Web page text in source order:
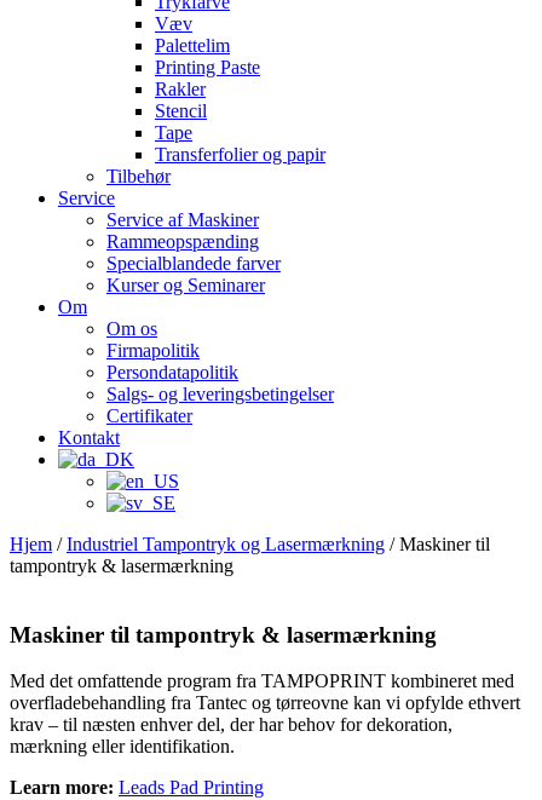
Væv
Palettelim
Printing Paste
Rakler
Stencil
Tape
Transferfolier og papir
Tilbehør
Service
Service af Maskiner
Rammeopspænding
Specialblandede farver
Kurser og Seminarer
Om
Om os
Firmapolitik
Persondatapolitik
Salgs- og leveringsbetingelser
Certifikater
Kontakt
Hjem /Industriel Tampontryk og Lasermærkning / Maskiner til
tampontryk & lasermærkning
Maskiner til tampontryk & lasermærkning
Med det omfattende program fra TAMPOPRINT kombineret med
overfladebehandling fra Tantec og tørreovne kan vi opfylde ethvert
krav – til næsten enhver del, der har behov for dekoration,
mærkning eller identifikation.
Learn more: Leads Pad Printing